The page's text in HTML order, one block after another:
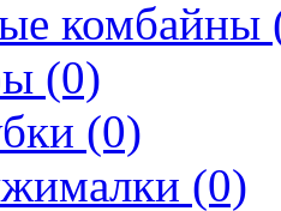
комбайны
(0)
(0)
(0)